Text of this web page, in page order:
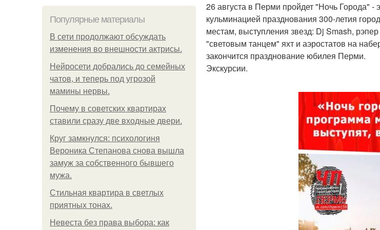
Популярные материалы
В сети продолжают обсуждать
изменения во внешности актрисы.
Нейросети добрались до семейных
чатов, и теперь под угрозой
мамины нервы.
Почему в советских квартирах
ставили сразу две входные двери.
Круг замкнулся: психологиня
Вероника Степанова снова вышла
замуж за собственного бывшего
мужа.
Стильная квартира в светлых
приятных тонах.
Невеста без права выбора: как
26 августа в Перми пройдет "Ночь Города" -
кульминацией празднования 300-летия
местам, выступления звезд: Dj Smash,
"световым танцем" яхт и аэростатов на
закончится празднование юбилея Перми.
Экскурсии.